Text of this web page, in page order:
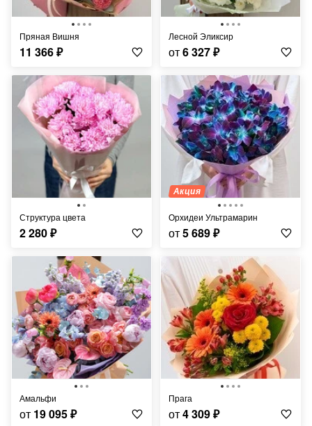
Пряная Вишня
11 366₽
Лесной Эликсир
от6 327₽
Структура цвета
2 280₽
Акция
Орхидеи Ультрамарин
от5 689₽
Амальфи
от 19 095₽
Прага
от4 309₽